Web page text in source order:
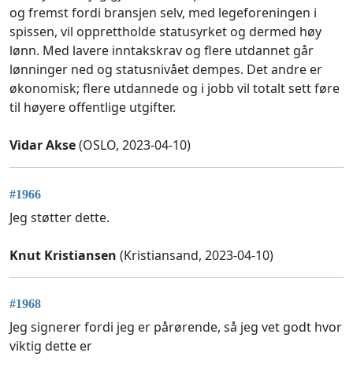
og fremst fordi bransjen selv, med legeforeningen i
spissen, vil opprettholde statusyrket og dermed høy
lønn. Med lavere inntakskrav og flere utdannet går
lønninger ned og statusnivået dempes. Det andre er
økonomisk; flere utdannede og i jobb vil totalt sett føre
til høyere offentlige utgifter.
Vidar Akse(OSLO, 2023-04-10)
#1966
Jeg støtter dette.
Knut Kristiansen (Kristiansand, 2023-04-10)
#1968
Jeg signerer fordi jeg er pårørende, så jeg vet godt hvor
viktig dette er